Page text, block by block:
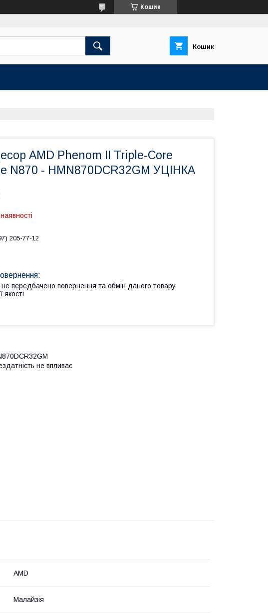
Кошик
Кошик
AMD Phenom II Triple-Core
N870 - HMN870DCR32GM УЦІНКА
205-77-12
передбачено повернення та обмін даного товару
якості
не впливає
AMD
Малайзія